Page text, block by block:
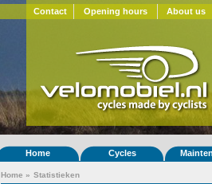
Contact Opening hours About us
Home Cycles
Home » Statistieken